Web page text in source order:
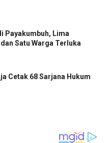
Payakumbuh, Lima
Satu Warga Terluka
Cetak 68 Sarjana Hukum